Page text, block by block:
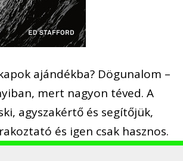
ajándékba? Dögunalom –
mert nagyon téved. A
agyszakértő és segítőjük,
és igen csak hasznos.